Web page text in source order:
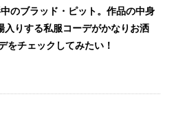
のブラッド・ピット。作品の中身
入りする私服コーデがかなりお洒
をチェックしてみたい！